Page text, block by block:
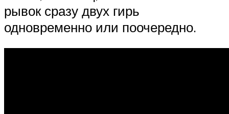
рывок сразу двух гирь
одновременно или поочередно.